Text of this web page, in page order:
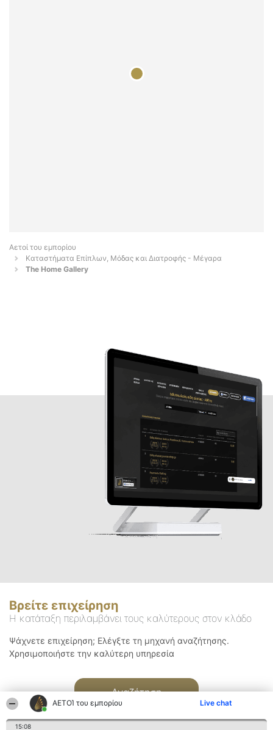
ΑΕΤΟΊ του εμπορίου Live chat
15:08
Αετοί του εμπορίου
Καταστήματα Επίπλων, Μόδας και Διατροφής - Μέγαρα
The Home Gallery
Βρείτε επιχείρηση
Η κατάταξη περιλαμβάνει τους καλύτερους στον κλάδο
Ψάχνετε επιχείρηση; Ελέγξτε τη μηχανή αναζήτησης.
Χρησιμοποιήστε την καλύτερη υπηρεσία
Αναζήτηση